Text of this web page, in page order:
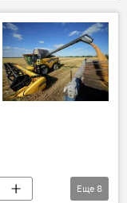
Еще 8